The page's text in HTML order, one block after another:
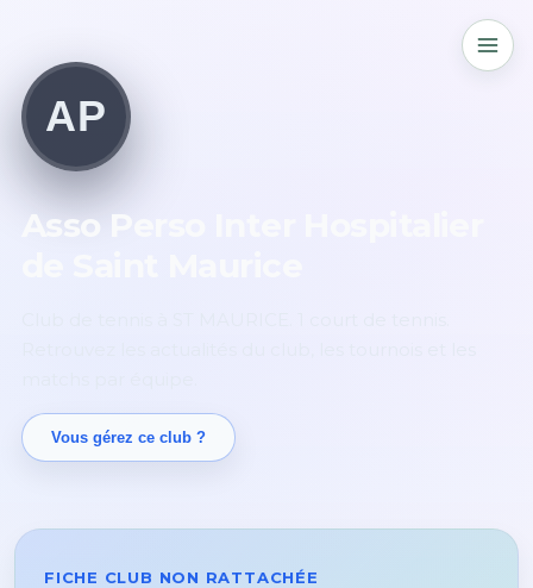
AP
Asso Perso Inter Hospitalier
Vous gérez ce club ?
FICHE CLUB NON RATTACHÉE